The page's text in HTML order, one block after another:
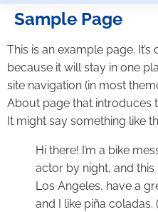
Sample Page
This is an example page.
because it will stay in one
site navigation (in most
About page that introduces
It might say something like
Hi there! I’m a bike
actor by night, and this
Los Angeles, have a
and I like piña coladas.